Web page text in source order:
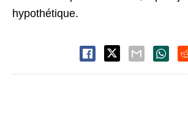
hypothétique.